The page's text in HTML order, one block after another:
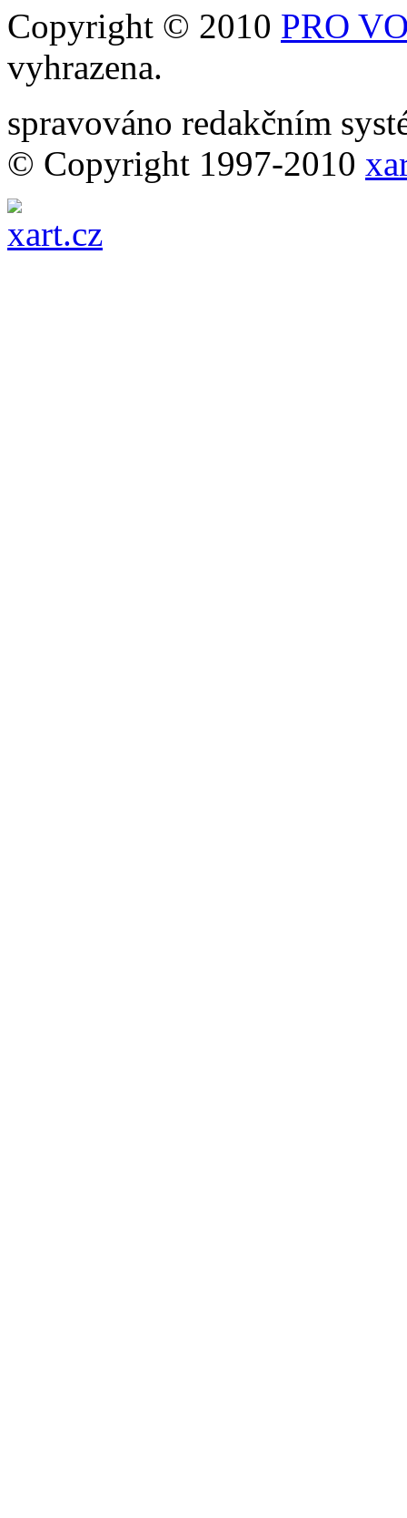
Copyright © 2010 PRO
vyhrazena.
spravováno redakčním
© Copyright 1997-2010